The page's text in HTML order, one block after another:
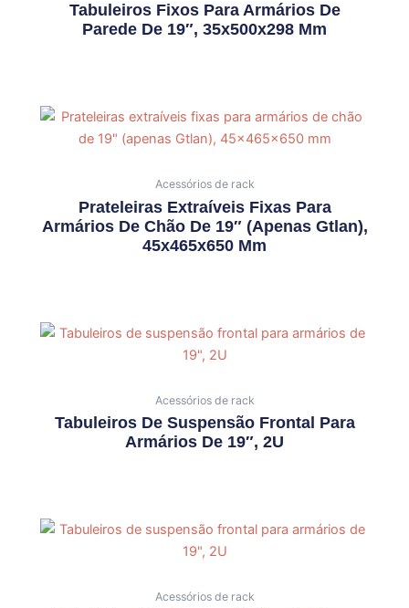
Tabuleiros Fixos Para Armários De
Parede De 19″, 35x500x298 Mm
Acessórios de rack
Prateleiras Extraíveis Fixas Para
Armários De Chão De 19″ (apenas Gtlan),
45x465x650 Mm
Acessórios de rack
Tabuleiros De Suspensão Frontal Para
Armários De 19″, 2U
Acessórios de rack